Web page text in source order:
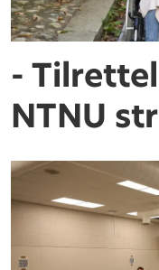
-
NTNU